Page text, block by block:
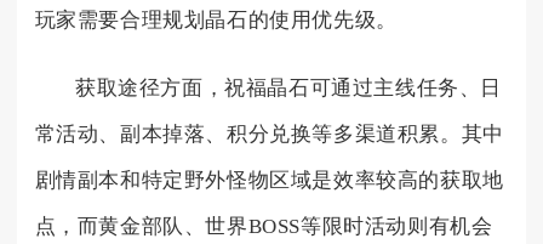
玩家需要合理规划晶石的使用优先级。
获取途径方面，祝福晶石可通过主线任务、日
常活动、副本掉落、积分兑换等多渠道积累。其中
剧情副本和特定野外怪物区域是效率较高的获取地
点，而黄金部队、世界BOSS等限时活动则有机会